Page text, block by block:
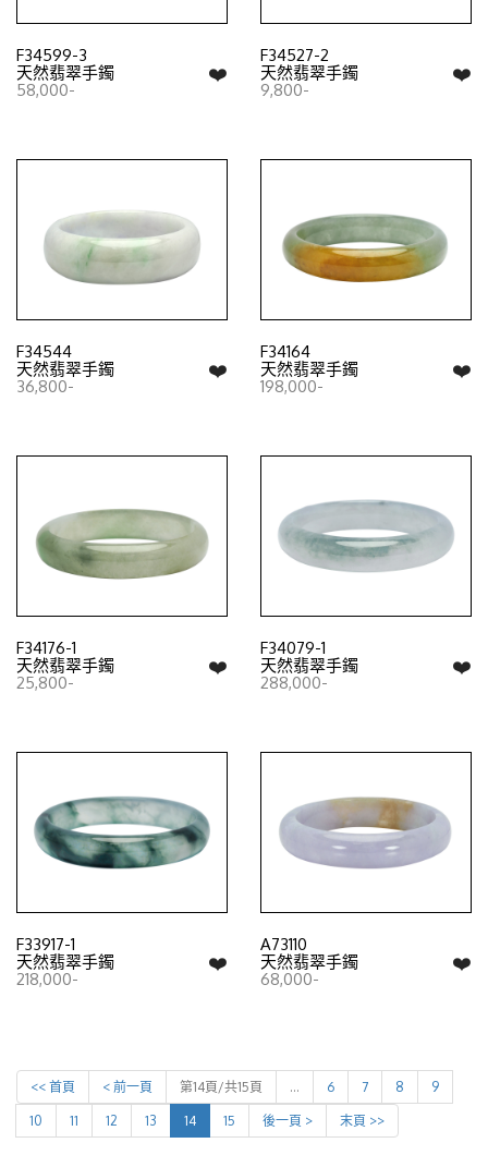
F34599-3
❤️
天然翡翠手鐲
58,000-
F34527-2
❤️
天然翡翠手鐲
9,800-
F34544
❤️
天然翡翠手鐲
36,800-
F34164
❤️
天然翡翠手鐲
198,000-
F34176-1
❤️
天然翡翠手鐲
25,800-
F34079-1
❤️
天然翡翠手鐲
288,000-
F33917-1
❤️
天然翡翠手鐲
218,000-
A73110
❤️
天然翡翠手鐲
68,000-
<< 首頁 < 前一頁 第14頁/共15頁 … 6 7 8 9
10 11 12 13 14 15 後一頁 > 末頁 >>